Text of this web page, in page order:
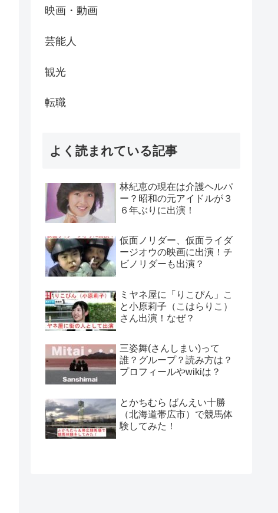
映画・動画
芸能人
観光
転職
よく読まれている記事
林紀恵の現在は介護ヘルパ
ー？昭和の元アイドルが３
６年ぶりに出演！
仮面ノリダー、仮面ライダ
ージオウの映画に出演！チ
ビノリダーも出演？
ミヤネ屋に「りこぴん」こ
と小原莉子（こはらりこ）
さん出演！なぜ？
三姿舞(さんしまい)って
誰？グループ？読み方は？
プロフィールやwikiは？
とかちむら ばんえい十勝
（北海道帯広市）で競馬体
験してみた！